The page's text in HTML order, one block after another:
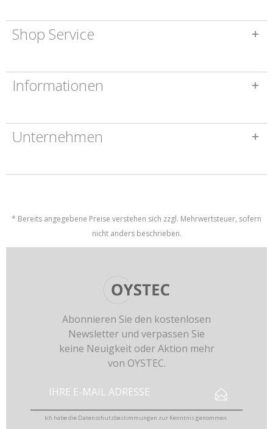
Shop Service
Informationen
Unternehmen
* Bereits angegebene Preise verstehen sich zzgl. Mehrwertsteuer, sofern
nicht anders beschrieben.
Abonnieren Sie den kostenlosen
Newsletter und verpassen Sie
keine Neuigkeit oder Aktion mehr
von OYSTEC.
Ich habe die Datenschutzbestimmungen zur Kenntnis genommen.